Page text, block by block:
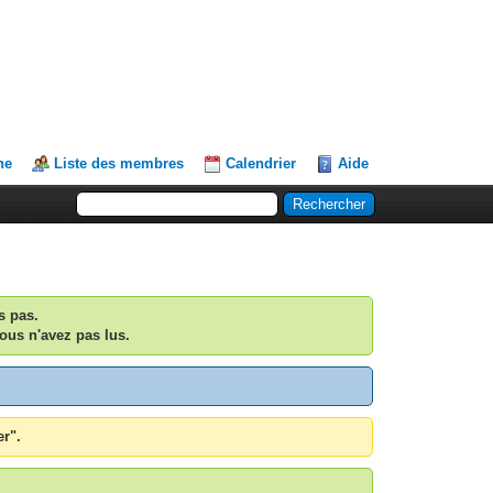
Liste des membres Calendrier Aide
pas.
n'avez pas lus.